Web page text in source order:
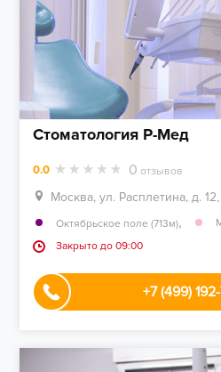
Стоматология Р-Мед
0.0 0 отзывов
Москва, ул. Расплетина, д. 12,
Октябрьское поле (713м),
Закрыто до 09:00
+7 (499)